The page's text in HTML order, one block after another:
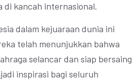
di kancah internasional.
dalam kejuaraan dunia ini
telah menunjukkan bahwa
selancar dan siap bersaing
inspirasi bagi seluruh